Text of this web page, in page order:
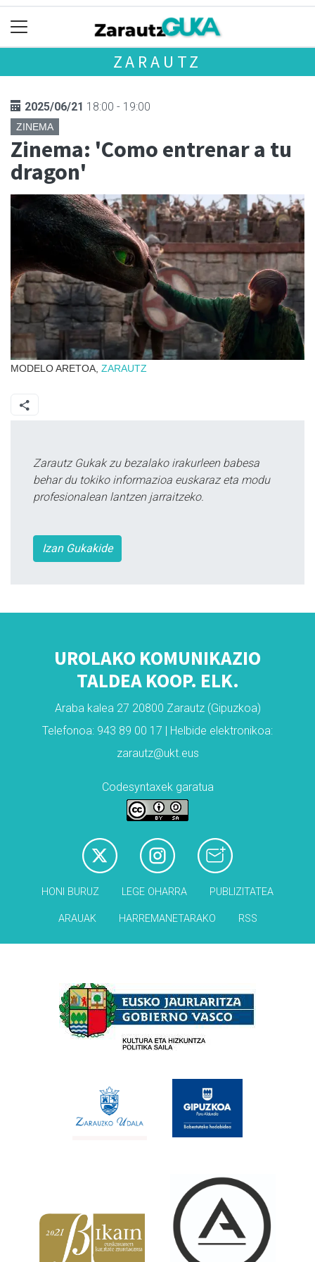
ZARAUTZ
2025/06/21 18:00 - 19:00
ZINEMA
Zinema: 'Como entrenar a tu
dragon'
MODELO ARETOA, ZARAUTZ
Zarautz Gukak zu bezalako irakurleen babesa
behar du tokiko informazioa euskaraz eta modu
profesionalean lantzen jarraitzeko.
Izan Gukakide
UROLAKO KOMUNIKAZIO
TALDEA KOOP. ELK.
Araba kalea 27 20800 Zarautz (Gipuzkoa)
Telefonoa: 943 89 00 17 | Helbide elektronikoa:
zarautz@ukt.eus
Codesyntaxek garatua
HONI BURUZ LEGE OHARRA PUBLIZITATEA
ARAUAK HARREMANETARAKO RSS